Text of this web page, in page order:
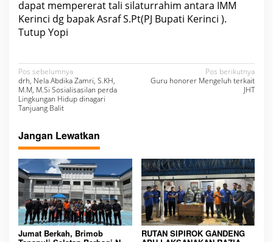
dapat mempererat tali silaturrahim antara IMM
Kerinci dg bapak Asraf S.Pt(PJ Bupati Kerinci ).
Tutup Yopi
N
a
v
i
g
a
s
i
p
o
Pos sebelumnya
drh, Nela Abdika Zamri, S.KH,
M.M, M.Si Sosialisasilan perda
Lingkungan Hidup dinagari
Tanjuang Balit
Pos berikutnya
Guru honorer Mengeluh terkait
JHT
Jangan Lewatkan
Jumat Berkah, Brimob RUTAN SIPIROK GANDENG